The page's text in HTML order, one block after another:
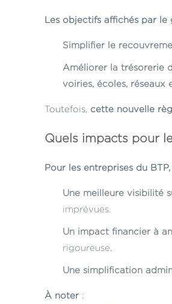
Les objectifs affichés par
Simplifier le
Améliorer la trésorerie
voiries, écoles, réseaux
Toutefois, cette nouvelle
Quels impacts pour
Pour les entreprises du
Une meilleure visibilité
imprévues.
Un impact financier à
rigoureuse.
Une simplification
À noter :